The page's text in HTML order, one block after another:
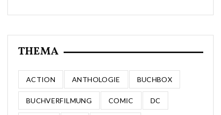
THEMA
ACTION ANTHOLOGIE BUCHBOX
BUCHVERFILMUNG COMIC DC